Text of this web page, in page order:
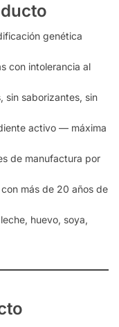
genética
con intolerancia al
sin saborizantes, sin
activo — máxima
de manufactura por
más de 20 años de
huevo, soya,